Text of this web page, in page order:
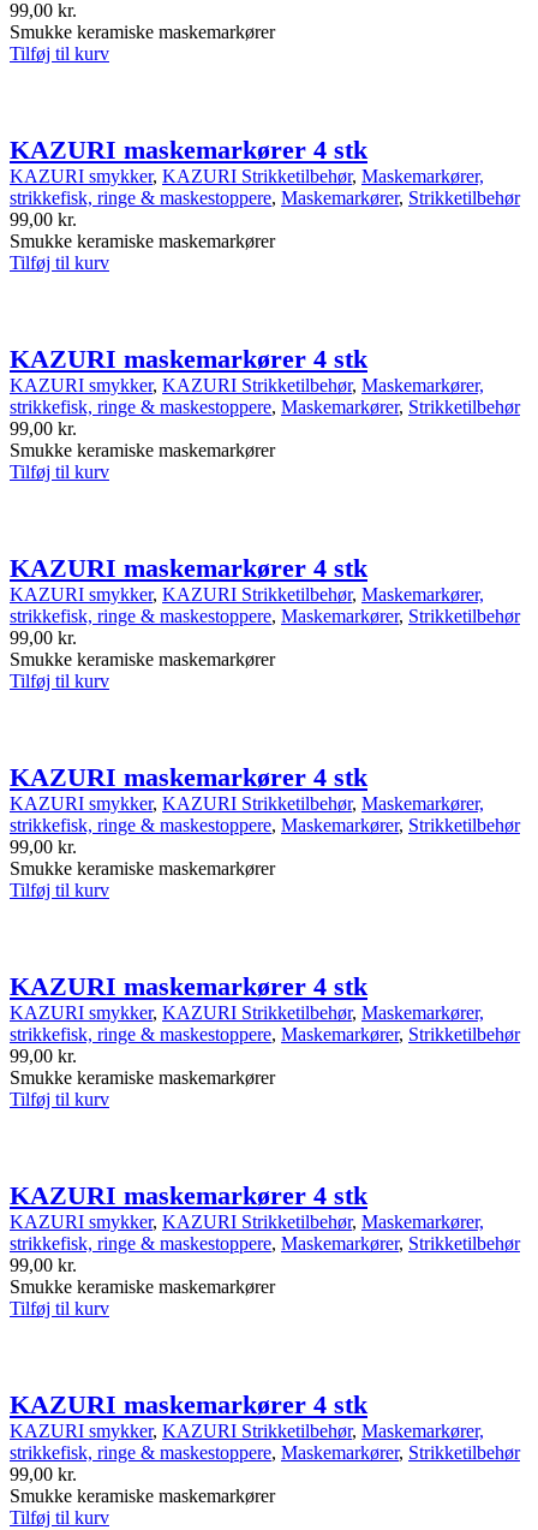
99,00 kr.
Smukke keramiske maskemarkører
Tilføj til kurv
KAZURI maskemarkører 4 stk
KAZURI smykker, KAZURI Strikketilbehør, Maskemarkører,
strikkefisk, ringe & maskestoppere, Maskemarkører, Strikketilbehør
99,00 kr.
Smukke keramiske maskemarkører
Tilføj til kurv
KAZURI maskemarkører 4 stk
KAZURI smykker, KAZURI Strikketilbehør, Maskemarkører,
strikkefisk, ringe & maskestoppere, Maskemarkører, Strikketilbehør
99,00 kr.
Smukke keramiske maskemarkører
Tilføj til kurv
KAZURI maskemarkører 4 stk
KAZURI smykker, KAZURI Strikketilbehør, Maskemarkører,
strikkefisk, ringe & maskestoppere, Maskemarkører, Strikketilbehør
99,00 kr.
Smukke keramiske maskemarkører
Tilføj til kurv
KAZURI maskemarkører 4 stk
KAZURI smykker, KAZURI Strikketilbehør, Maskemarkører,
strikkefisk, ringe & maskestoppere, Maskemarkører, Strikketilbehør
99,00 kr.
Smukke keramiske maskemarkører
Tilføj til kurv
KAZURI maskemarkører 4 stk
KAZURI smykker, KAZURI Strikketilbehør, Maskemarkører,
strikkefisk, ringe & maskestoppere, Maskemarkører, Strikketilbehør
99,00 kr.
Smukke keramiske maskemarkører
Tilføj til kurv
KAZURI maskemarkører 4 stk
KAZURI smykker, KAZURI Strikketilbehør, Maskemarkører,
strikkefisk, ringe & maskestoppere, Maskemarkører, Strikketilbehør
99,00 kr.
Smukke keramiske maskemarkører
Tilføj til kurv
KAZURI maskemarkører 4 stk
KAZURI smykker, KAZURI Strikketilbehør, Maskemarkører,
strikkefisk, ringe & maskestoppere, Maskemarkører, Strikketilbehør
99,00 kr.
Smukke keramiske maskemarkører
Tilføj til kurv